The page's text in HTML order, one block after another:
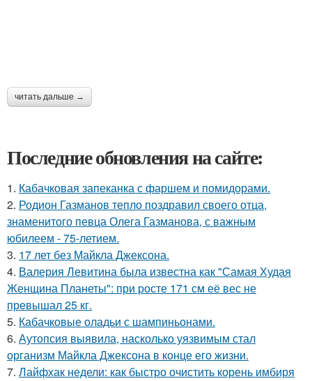
читать дальше →
Последние обновления на сайте:
1. Кабачковая запеканка с фаршем и помидорами.
2. Родион Газманов тепло поздравил своего отца,
знаменитого певца Олега Газманова, с важным
юбилеем - 75-летием.
3. 17 лет без Майкла Джексона.
4. Валерия Левитина была известна как "Самая Худая
Женщина Планеты": при росте 171 см её вес не
превышал 25 кг.
5. Кабачковые оладьи с шампиньонами.
6. Аутопсия выявила, насколько уязвимым стал
организм Майкла Джексона в конце его жизни.
7. Лайфхак недели: как быстро очистить корень имбиря